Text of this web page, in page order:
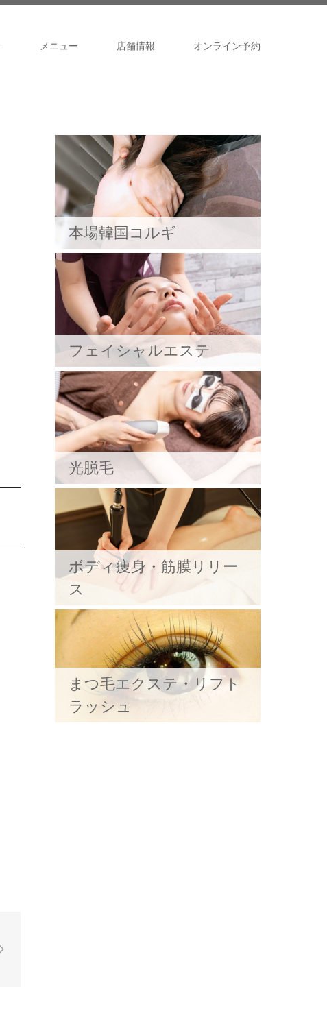
メニュー 店舗情報 オンライン予約
本場韓国コルギ
フェイシャルエステ
光脱毛
ボディ痩身・筋膜リリー
ス
まつ毛エクステ・リフト
ラッシュ